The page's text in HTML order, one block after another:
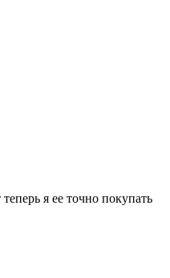
я ее точно покупать